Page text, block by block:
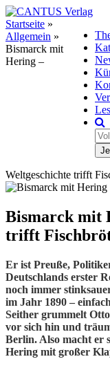
Startseite »
Allgemein »
Bismarck mit
Hering –
Weltgeschichte trifft
Bismarck mit
trifft
Er ist Preuße,
Deutschlands erster
noch immer
im Jahr 1890 –
Seither grummelt
vor sich hin und
Berlin. Also macht er
Hering mit großer